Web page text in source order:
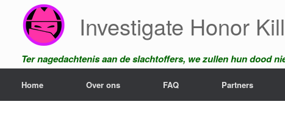
Investigate Honor
Ter nagedachtenis aan de slachtoffers, we zullen hun dood
Home Over ons FAQ Partners